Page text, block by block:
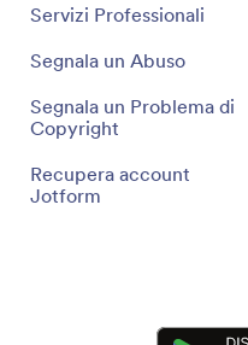
Servizi Professionali
Segnala un Abuso
Segnala un Problema di
Copyright
Recupera account
Jotform